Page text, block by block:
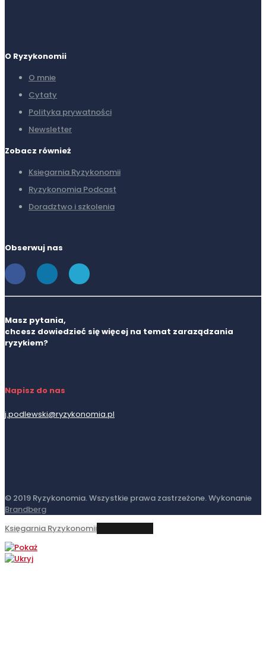
O Ryzykonomii
O mnie
Cytaty
Polityka prywatności
Newsletter
Zobacz również
Ksiegarnia Ryzykonomii
Ryzykonomia Podcast
Doradztwo i szkolenia
Obserwuj nas
Masz pytania,
chcesz dowiedzieć się więcej na temat zaraządzania
ryzykiem?
Napisz do nas
j.podlewski@ryzykonomia.pl
© 2019 Ryzykonomia. Wszystkie prawa zastrzeżone. Wykonanie
Brandberg
Księgarnia Ryzykonomii